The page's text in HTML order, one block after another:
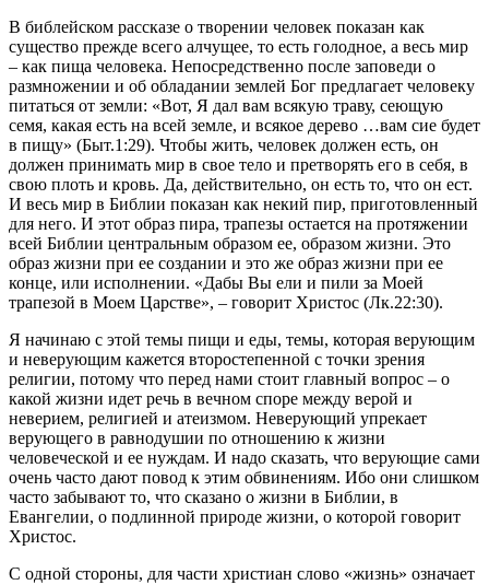
В библейском рассказе о творении человек показан как
существо прежде всего алчущее, то есть голодное, а весь мир
– как пища человека. Непосредственно после заповеди о
размножении и об обладании землей Бог предлагает человеку
питаться от земли: «Вот, Я дал вам всякую траву, сеющую
семя, какая есть на всей земле, и всякое дерево …вам сие будет
в пищу» (Быт.1:29). Чтобы жить, человек должен есть, он
должен принимать мир в свое тело и претворять его в себя, в
свою плоть и кровь. Да, действительно, он есть то, что он ест.
И весь мир в Библии показан как некий пир, приготовленный
для него. И этот образ пира, трапезы остается на протяжении
всей Библии центральным образом ее, образом жизни. Это
образ жизни при ее создании и это же образ жизни при ее
конце, или исполнении. «Дабы Вы ели и пили за Моей
трапезой в Моем Царстве», – говорит Христос (Лк.22:30).
Я начинаю с этой темы пищи и еды, темы, которая верующим
и неверующим кажется второстепенной с точки зрения
религии, потому что перед нами стоит главный вопрос – о
какой жизни идет речь в вечном споре между верой и
неверием, религией и атеизмом. Неверующий упрекает
верующего в равнодушии по отношению к жизни
человеческой и ее нуждам. И надо сказать, что верующие сами
очень часто дают повод к этим обвинениям. Ибо они слишком
часто забывают то, что сказано о жизни в Библии, в
Евангелии, о подлинной природе жизни, о которой говорит
Христос.
С одной стороны, для части христиан слово «жизнь» означает